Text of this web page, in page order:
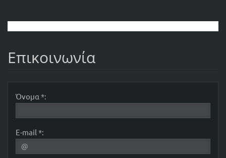
Επικοινωνία
Όνομα *:
E-mail *: